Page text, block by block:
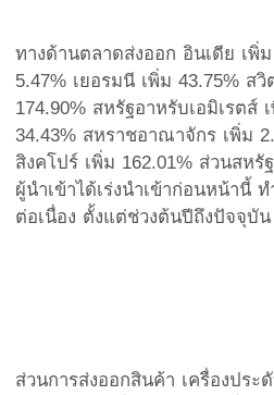
ทางด้านตลาดส่งออก อินเดีย เพิ่
5.47% เยอรมนี เพิ่ม 43.75% ส
174.90% สหรัฐอาหรับเอมิเรตส์
34.43% สหราชอาณาจักร เพิ่ม
สิงคโปร์ เพิ่ม 162.01% ส่วนสหรั
ผู้นำเข้าได้เร่งนำเข้าก่อนหน้านี้
ต่อเนื่อง ตั้งแต่ช่วงต้นปีถึงปัจจุบัน
ส่วนการส่งออกสินค้า เครื่องประ